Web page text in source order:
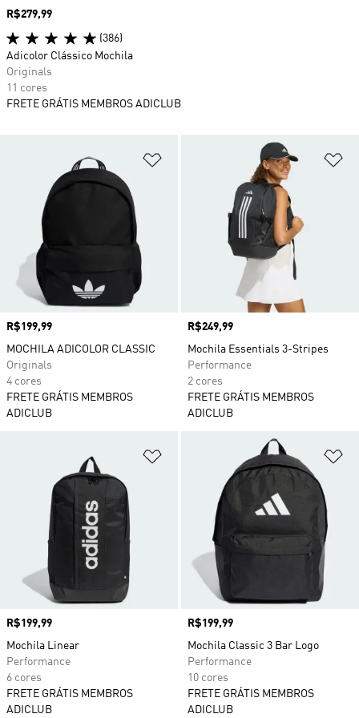
Adicionar à Lista de Desejos
Preço
R$199,99
MOCHILA ADICOLOR CLASSIC
Originals
4 cores
FRETE GRÁTIS MEMBROS
ADICLUB
Preço
R$249,99
Mochila Essentials 3-Stripes
Performance
2 cores
FRETE GRÁTIS MEMBROS
ADICLUB
Adicionar à Lista de Desejos
Preço
R$199,99
Mochila Linear
Performance
6 cores
FRETE GRÁTIS MEMBROS
ADICLUB
Preço
R$199,99
Mochila Classic 3 Bar Logo
Performance
10 cores
FRETE GRÁTIS MEMBROS
ADICLUB
Preço
R$279,99
(386)
Adicolor Clássico Mochila
Originals
11 cores
FRETE GRÁTIS MEMBROS ADICLUB